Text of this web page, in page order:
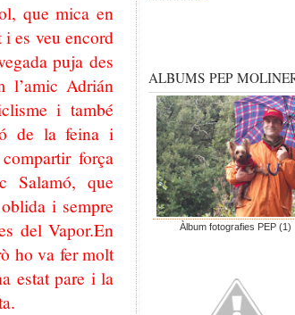
que mica en
es veu encord
puja des
l’amic Adrián
i també
de la feina i
força
Salamó, que
i sempre
del Vapor.En
ho va fer molt
estat pare i la
ALBUMS PEP
Àlbum fotografies PEP (1)